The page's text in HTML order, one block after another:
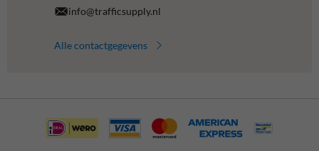
info@trafficsupply.nl
Alle contactgegevens